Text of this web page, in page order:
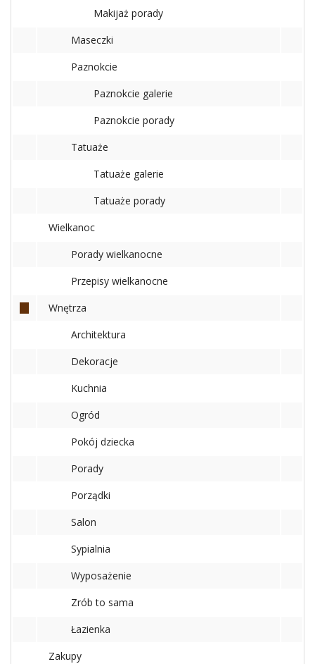
Makijaż porady
Maseczki
Paznokcie
Paznokcie galerie
Paznokcie porady
Tatuaże
Tatuaże galerie
Tatuaże porady
Wielkanoc
Porady wielkanocne
Przepisy wielkanocne
Wnętrza
Architektura
Dekoracje
Kuchnia
Ogród
Pokój dziecka
Porady
Porządki
Salon
Sypialnia
Wyposażenie
Zrób to sama
Łazienka
Zakupy